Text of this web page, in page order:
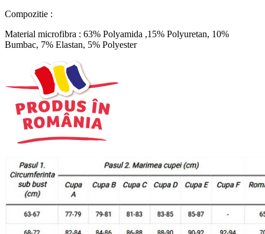
Compozitie :
Material microfibra : 63% Polyamida ,15% Polyuretan, 10%
Bumbac, 7% Elastan, 5% Polyester